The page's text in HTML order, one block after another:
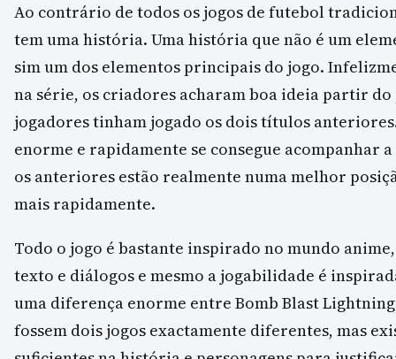
Ao contrário de todos os jogos de futebol
tem uma história. Uma história que não é um
sim um dos elementos principais do jogo.
na série, os criadores acharam boa ideia partir
jogadores tinham jogado os dois títulos
enorme e rapidamente se consegue acompanhar
os anteriores estão realmente numa melhor
mais rapidamente.
Todo o jogo é bastante inspirado no mundo
texto e diálogos e mesmo a jogabilidade é
uma diferença enorme entre Bomb Blast
fossem dois jogos exactamente diferentes, mas